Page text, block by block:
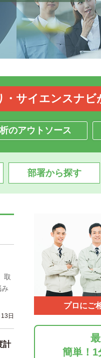
・サイエンスナビ
のアウトソース
部署から探す
取
日
計
プロにご
簡単！1